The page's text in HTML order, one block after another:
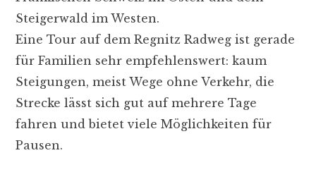
Steigerwald im Westen.
Eine Tour auf dem Regnitz Radweg ist gerade
für Familien sehr empfehlenswert: kaum
Steigungen, meist Wege ohne Verkehr, die
Strecke lässt sich gut auf mehrere Tage
fahren und bietet viele Möglichkeiten für
Pausen.